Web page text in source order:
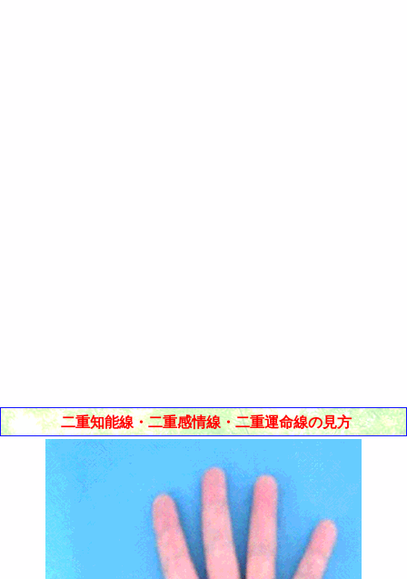
二重知能線・二重感情線・二重運命線の見方